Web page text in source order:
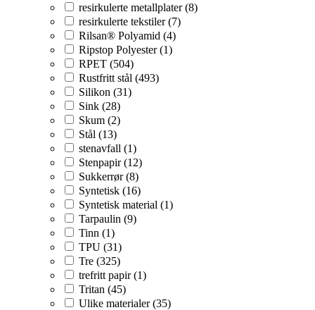
resirkulerte metallplater (8)
resirkulerte tekstiler (7)
Rilsan® Polyamid (4)
Ripstop Polyester (1)
RPET (504)
Rustfritt stål (493)
Silikon (31)
Sink (28)
Skum (2)
Stål (13)
stenavfall (1)
Stenpapir (12)
Sukkerrør (8)
Syntetisk (16)
Syntetisk material (1)
Tarpaulin (9)
Tinn (1)
TPU (31)
Tre (325)
trefritt papir (1)
Tritan (45)
Ulike materialer (35)